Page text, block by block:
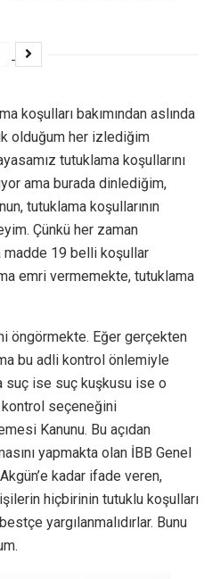
koşulları bakımından aslında
olduğum her izlediğim
tutuklama koşullarını
ama burada dinlediğim,
tutuklama koşullarının
Çünkü her zaman
madde 19 belli koşullar
emri vermemekte, tutuklama
öngörmekte. Eğer gerçekten
bu adli kontrol önlemiyle
suç ise suç kuşkusu ise o
seçeneğini
Kanunu. Bu açıdan
yapmakta olan İBB Genel
kadar ifade veren,
hiçbirinin tutuklu koşulları
yargılanmalıdırlar. Bunu